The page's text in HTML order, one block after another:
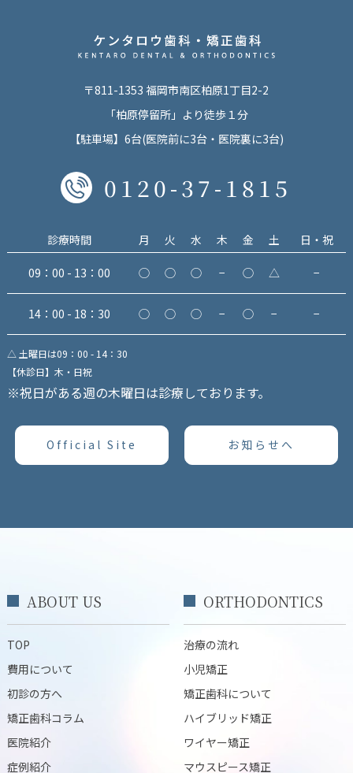
〒811-1353 福岡市南区柏原1丁目2-2
「柏原停留所」より徒歩１分
【駐車場】6台(医院前に3台・医院裏に3台)
0120-37-1815
診療時間 月 火 水 木 金 土 日・祝
09：00 - 13：00 ◯ ◯ ◯ − ◯ △ −
14：00 - 18：30 ◯ ◯ ◯ − ◯ − −
△ 土曜日は09：00 - 14：30
【休診日】木・日祝
※祝日がある週の木曜日は診療しております。
Official Site お知らせへ
ABOUT US
TOP
費用について
初診の方へ
矯正歯科コラム
医院紹介
症例紹介
ORTHODONTICS
治療の流れ
小児矯正
矯正歯科について
ハイブリッド矯正
ワイヤー矯正
マウスピース矯正